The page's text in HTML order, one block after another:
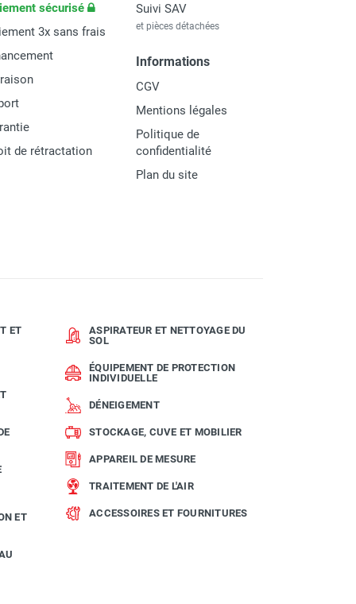
sécurisé
3x sans frais
de rétractation
Suivi SAV
et pièces détachées
Informations
CGV
Mentions légales
Politique de
confidentialité
Plan du site
ET
ET
ASPIRATEUR ET NETTOYAGE DU
SOL
ÉQUIPEMENT DE PROTECTION
INDIVIDUELLE
DÉNEIGEMENT
STOCKAGE, CUVE ET MOBILIER
APPAREIL DE MESURE
TRAITEMENT DE L'AIR
ACCESSOIRES ET FOURNITURES